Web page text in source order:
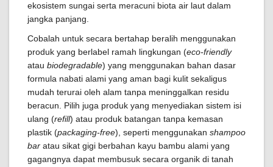
ekosistem sungai serta meracuni biota air laut dalam
jangka panjang.
Cobalah untuk secara bertahap beralih menggunakan
produk yang berlabel ramah lingkungan (eco-friendly
atau biodegradable) yang menggunakan bahan dasar
formula nabati alami yang aman bagi kulit sekaligus
mudah terurai oleh alam tanpa meninggalkan residu
beracun. Pilih juga produk yang menyediakan sistem isi
ulang (refill) atau produk batangan tanpa kemasan
plastik (packaging-free), seperti menggunakan shampoo
bar atau sikat gigi berbahan kayu bambu alami yang
gagangnya dapat membusuk secara organik di tanah